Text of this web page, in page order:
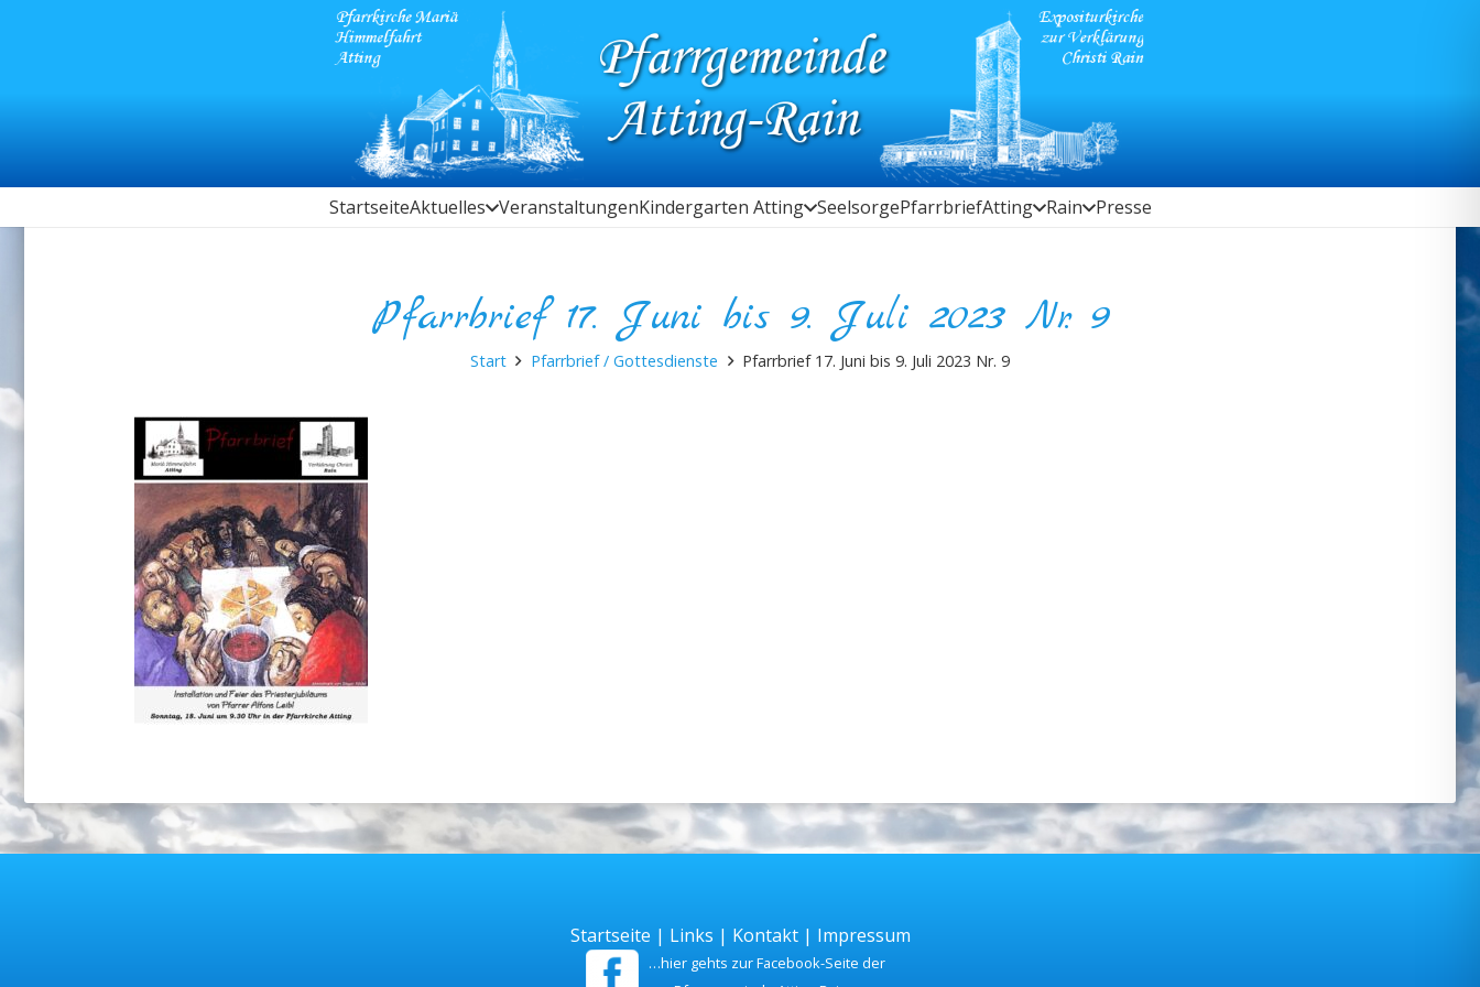
StartseiteAktuelles VeranstaltungenKindergarten Atting SeelsorgePfarrbriefAtting Rain Presse
Pfarrbrief 17. Juni bis 9. Juli 2023 Nr. 9
Start Pfarrbrief / Gottesdienste Pfarrbrief 17. Juni bis 9. Juli 2023 Nr. 9
Startseite | Links | Kontakt| Impressum
…hier gehts zur Facebook-Seite der